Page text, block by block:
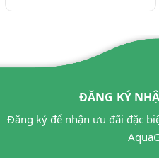
ĐĂNG KÝ
Đăng ký để nhận ưu đãi đặc